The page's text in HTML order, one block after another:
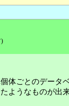
体ごとのデータ
ようなものが出